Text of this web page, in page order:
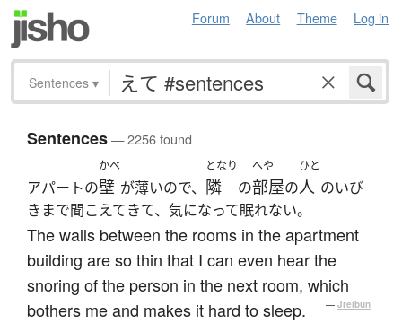
Forum About Theme Log in
Sentences ▾
Sentences— 2256 found
アパートの
かべ
壁 が薄いので、
となり
隣 の
へや
部屋の
ひと
人 のいび
きまで聞こえてきて、気になって眠れない。
The walls between the rooms in the apartment
building are so thin that I can even hear the
snoring of the person in the next room, which
bothers me and makes it hard to sleep.
— Jreibun